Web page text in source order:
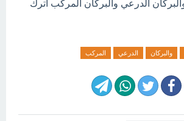
الدرعي والبركان المركب اترك
والبركان الدرعي المركب